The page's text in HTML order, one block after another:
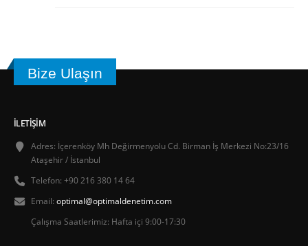
Bize Ulaşın
İLETIŞIM
Adres: İçerenköy Mh Değirmenyolu Cd. Birman İş Merkezi No:23/16
Ataşehir / İstanbul
Telefon: +90 216 380 14 64
Email: optimal@optimaldenetim.com
Çalışma Saatlerimiz: Hafta içi 9:00-17:30